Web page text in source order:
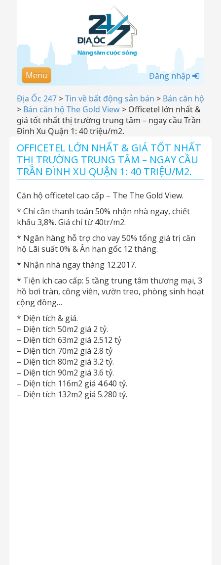
Menu Đăng nhập
Địa Ốc 247>Tin về bất động sản bán > Bán căn hộ
> Bán căn hộ The Gold View> Officetel lớn nhất &
giá tốt nhất thị trường trung tâm – ngay cầu Trần
Đình Xu Quận 1: 40 triệu/m2.
OFFICETEL LỚN NHẤT & GIÁ TỐT NHẤT
THỊ TRƯỜNG TRUNG TÂM – NGAY CẦU
TRẦN ĐÌNH XU QUẬN 1: 40 TRIỆU/M2.
Căn hộ officetel cao cấp – The The Gold View.
* Chỉ cần thanh toán 50% nhận nhà ngay, chiết
khấu 3,8%. Giá chỉ từ 40tr/m2.
* Ngân hàng hỗ trợ cho vay 50% tổng giá trị căn
hộ Lãi suất 0% & Ân hạn gốc 12 tháng.
* Nhận nhà ngay tháng 12.2017.
* Tiện ích cao cấp: 5 tầng trung tâm thương mại, 3
hồ bơi tràn, công viên, vườn treo, phòng sinh hoạt
cộng đồng…
* Diện tích & giá.
– Diện tích 50m2 giá 2 tỷ.
– Diện tích 63m2 giá 2.512 tỷ
– Diện tích 70m2 giá 2.8 tỷ
– Diện tích 80m2 giá 3.2 tỷ.
– Diện tích 90m2 giá 3.6 tỷ.
– Diện tích 116m2 giá 4.640 tỷ.
– Diện tích 132m2 giá 5.280 tỷ.